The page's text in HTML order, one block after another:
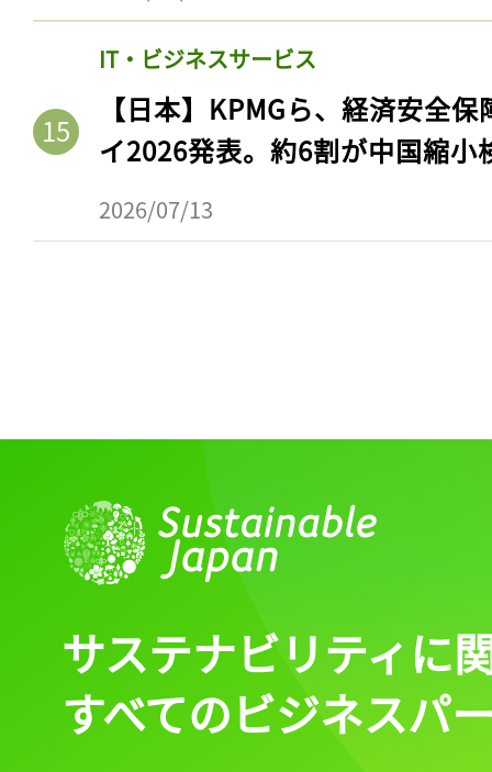
IT・ビジネスサービス
【日本】KPMGら、経済安全
イ2026発表。約6割が中国縮小
2026/07/13
サステナビリティに
すべてのビジネスパ